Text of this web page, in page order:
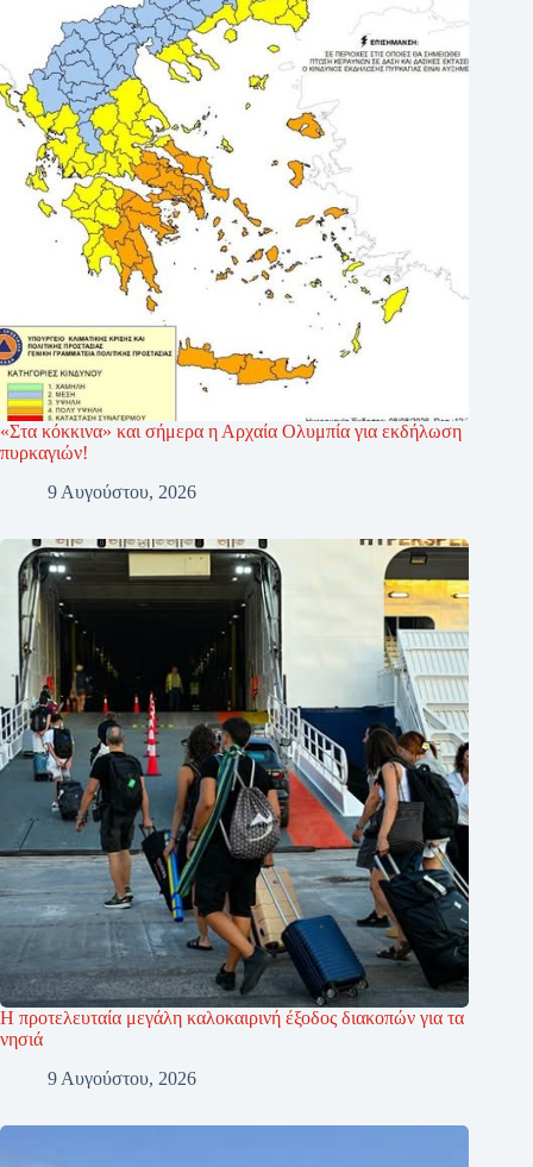
«Στα κόκκινα» και σήμερα η Αρχαία Ολυμπία για εκδήλωση
πυρκαγιών!
9 Αυγούστου, 2026
Η προτελευταία μεγάλη καλοκαιρινή έξοδος διακοπών για τα
νησιά
9 Αυγούστου, 2026